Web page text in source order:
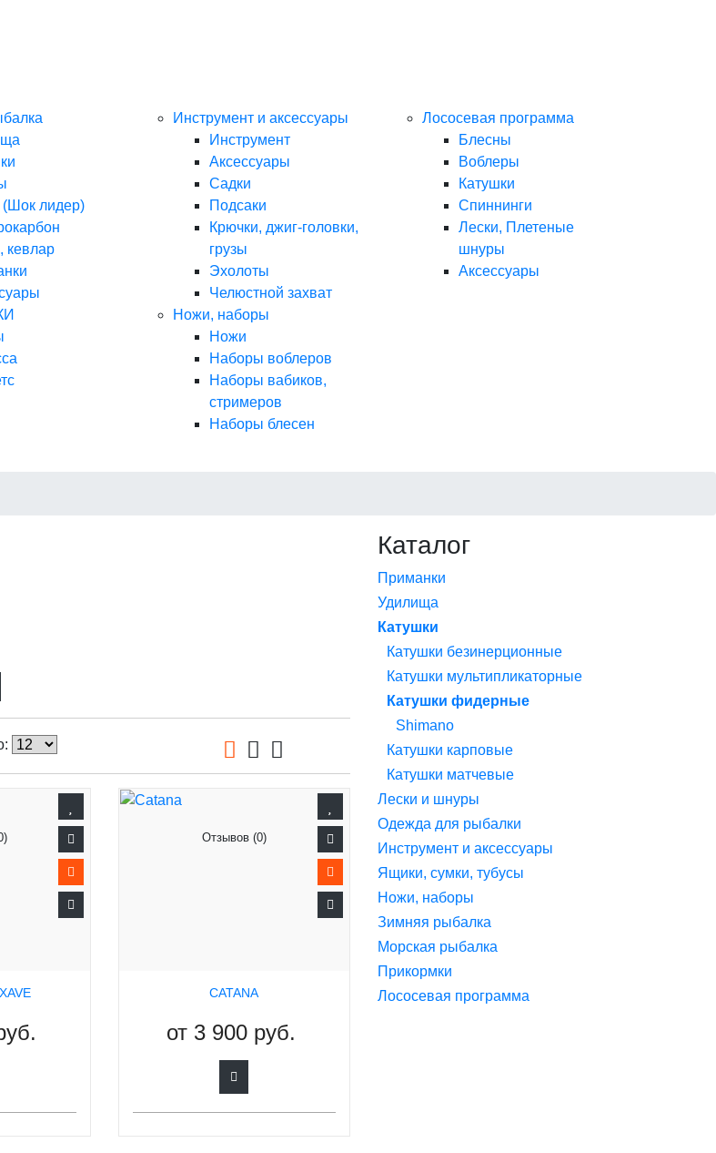
(Шок лидер)
кевлар
Инструмент и аксессуары
Инструмент
Аксессуары
Садки
Подсаки
Крючки, джиг-головки,
грузы
Эхолоты
Челюстной захват
Ножи, наборы
Ножи
Наборы воблеров
Наборы вабиков,
стримеров
Наборы блесен
Лососевая программа
Блесны
Воблеры
Катушки
Спиннинги
Лески, Плетеные
шнуры
Аксессуары
Отзывов (0)
CATANA
от 3 900 руб.
Каталог
Приманки
Удилища
Катушки
Катушки безинерционные
Катушки мультипликаторные
Катушки фидерные
Shimano
Катушки карповые
Катушки матчевые
Лески и шнуры
Одежда для рыбалки
Инструмент и аксессуары
Ящики, сумки, тубусы
Ножи, наборы
Зимняя рыбалка
Морская рыбалка
Прикормки
Лососевая программа